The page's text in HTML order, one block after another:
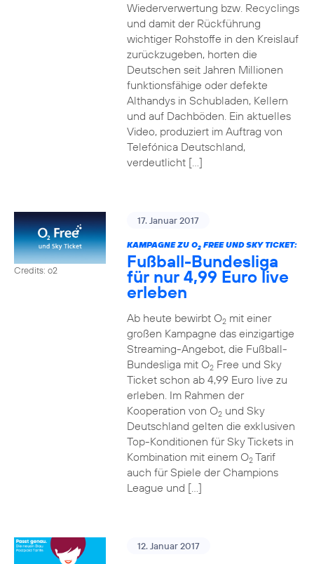
Wiederverwertung bzw. Recyclings
und damit der Rückführung
wichtiger Rohstoffe in den Kreislauf
zurückzugeben, horten die
Deutschen seit Jahren Millionen
funktionsfähige oder defekte
Althandys in Schubladen, Kellern
und auf Dachböden. Ein aktuelles
Video, produziert im Auftrag von
Telefónica Deutschland,
verdeutlicht […]
Credits: o2
17. Januar 2017
KAMPAGNE ZU O2FREE UND SKY TICKET:
Fußball-Bundesliga
für nur 4,99 Euro live
erleben
Ab heute bewirbt O2mit einer
großen Kampagne das einzigartige
Streaming-Angebot, die Fußball-
Bundesliga mit O2Free und Sky
Ticket schon ab 4,99 Euro live zu
erleben. Im Rahmen der
Kooperation von O2und Sky
Deutschland gelten die exklusiven
Top-Konditionen für Sky Tickets in
Kombination mit einem O2Tarif
auch für Spiele der Champions
League und […]
12. Januar 2017